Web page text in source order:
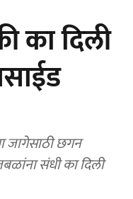
का दिली
जागेसाठी छगन
संधी का दिली